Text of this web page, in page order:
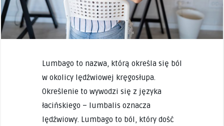
Lumbago to nazwa, którą określa się ból
w okolicy lędźwiowej kręgosłupa.
Określenie to wywodzi się z języka
łacińskiego – lumbalis oznacza
lędźwiowy. Lumbago to ból, który dość